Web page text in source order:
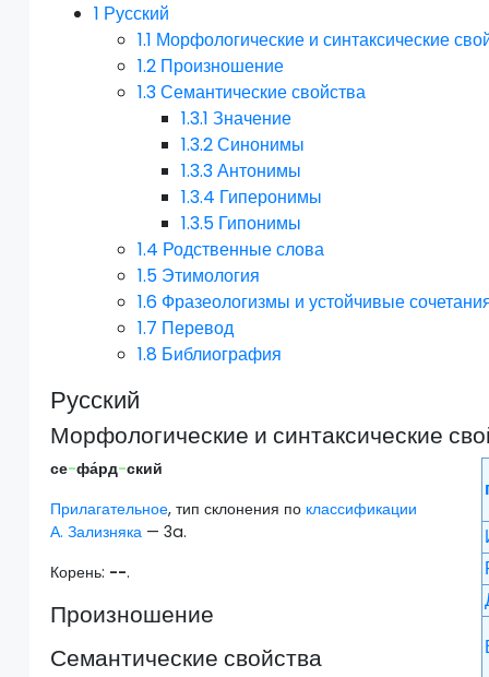
1 Русский
1.1 Морфологические и синтаксические
1.2 Произношение
1.3Семантические свойства
1.3.1 Значение
1.3.2Синонимы
1.3.3Антонимы
1.3.4 Гиперонимы
1.3.5 Гипонимы
1.4 Родственные слова
1.5 Этимология
1.6 Фразеологизмы и устойчивые
1.7 Перевод
1.8 Библиография
Русский
Морфологические и синтаксические
се-фа́рд-ский
Прилагательное, тип склонения по классификации
А. Зализняка — 3a.
Корень: --.
Произношение
Семантические свойства